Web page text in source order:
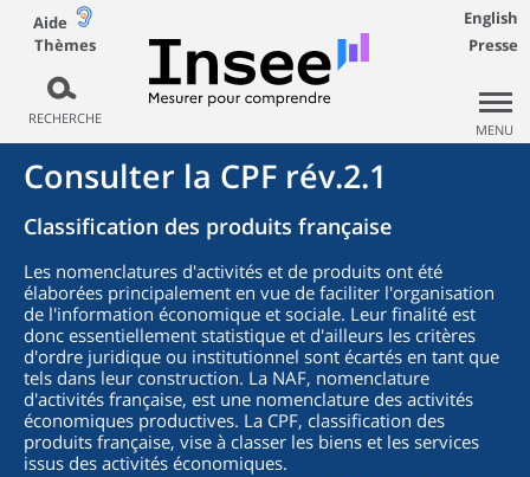
Aide
Thèmes
RECHERCHE
English
Presse
MENU
Consulter la CPF rév.2.1
Classification des produits française
Les nomenclatures d'activités et de produits ont été
élaborées principalement en vue de faciliter l'organisation
de l'information économique et sociale. Leur finalité est
donc essentiellement statistique et d'ailleurs les critères
d'ordre juridique ou institutionnel sont écartés en tant que
tels dans leur construction. La NAF, nomenclature
d'activités française, est une nomenclature des activités
économiques productives. La CPF, classification des
produits française, vise à classer les biens et les services
issus des activités économiques.